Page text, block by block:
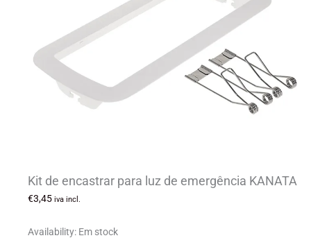
Kit de encastrar para luz de emergência KANATA
€3,45 iva incl.
Availability: Em stock